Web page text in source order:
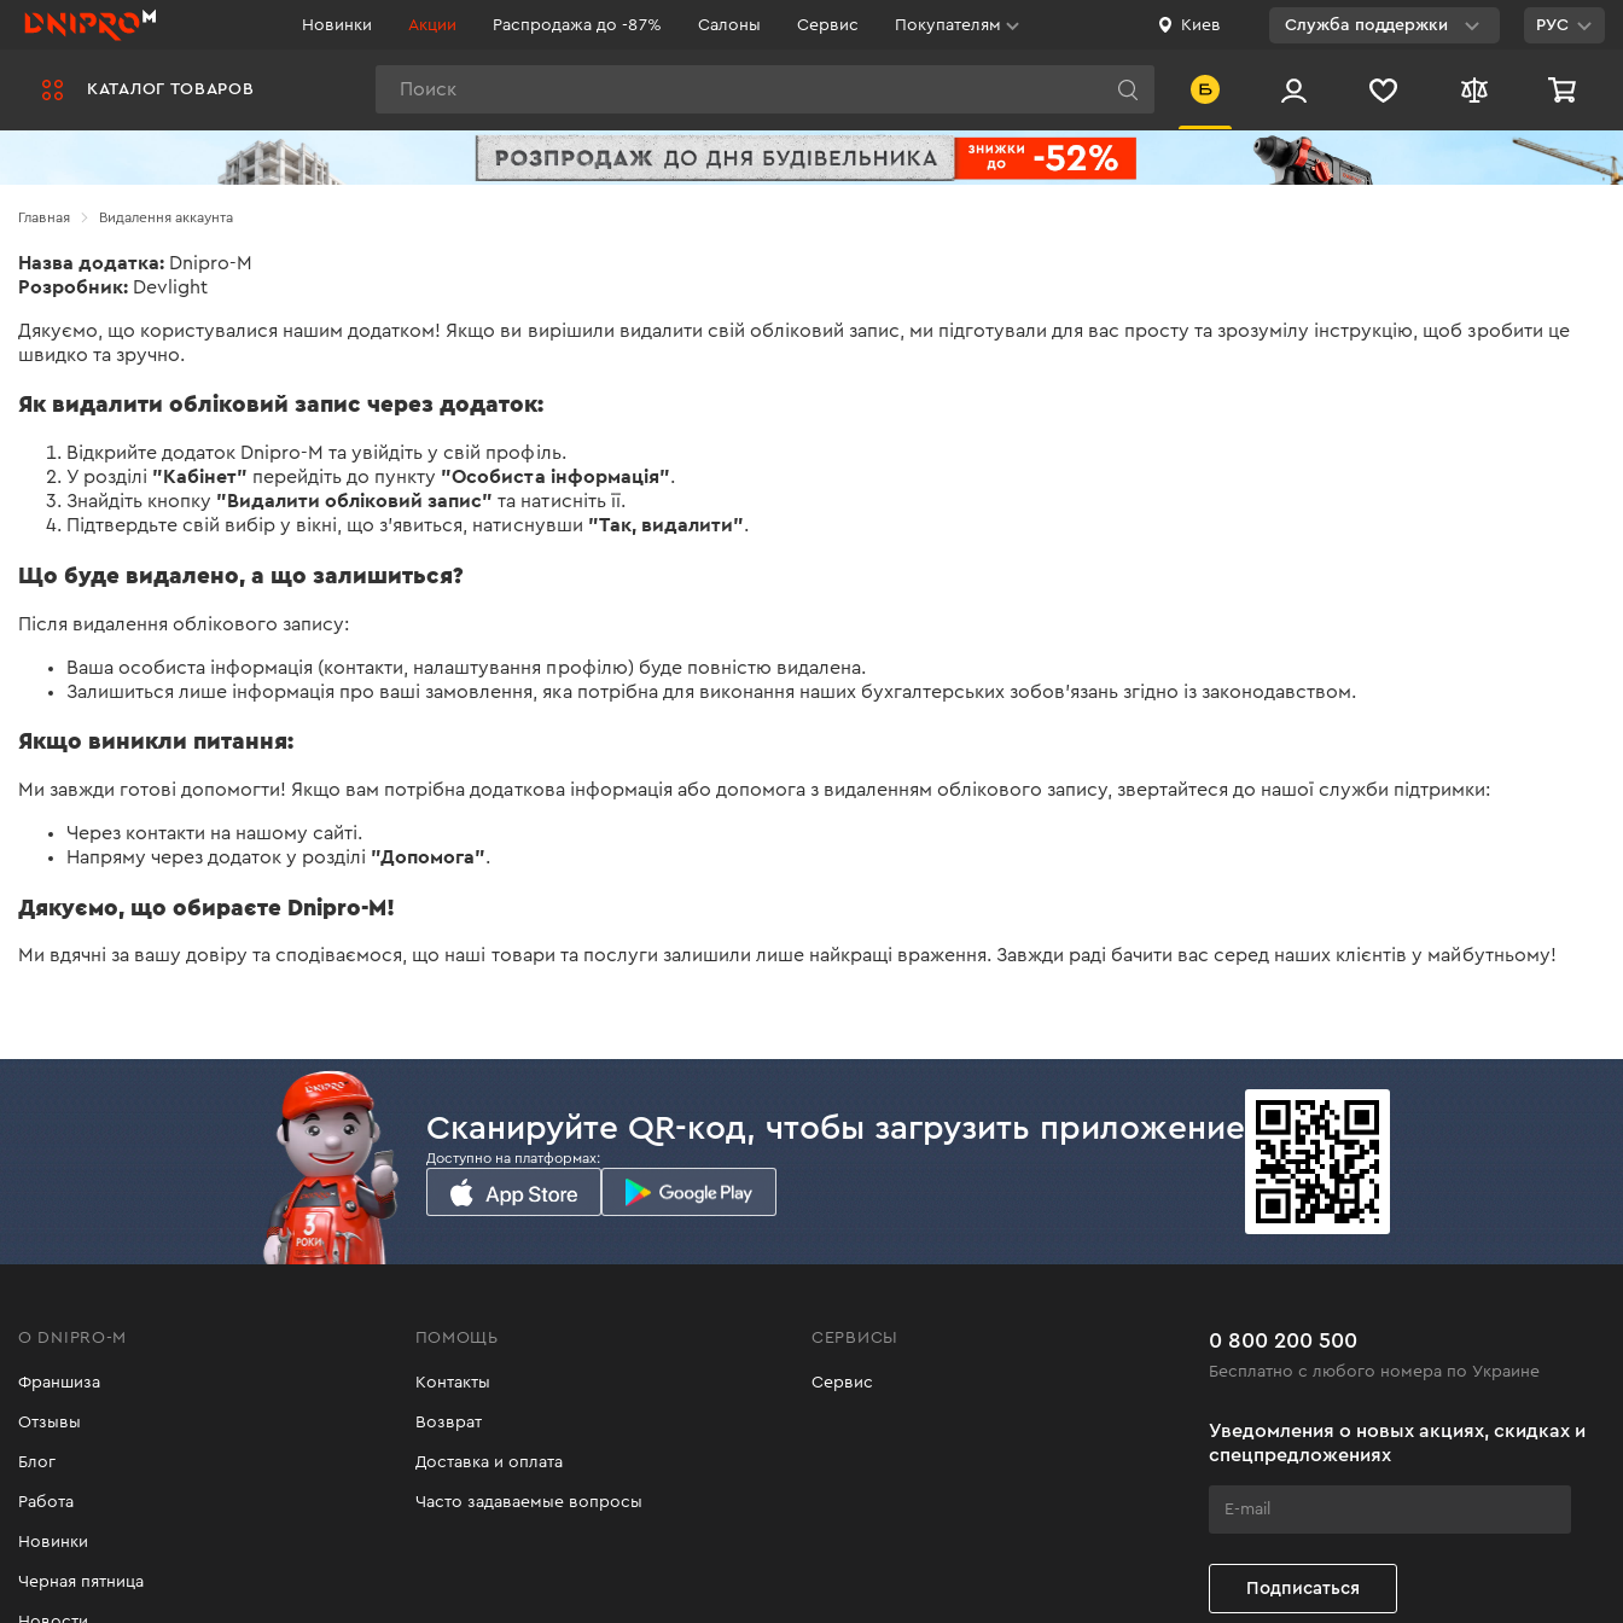
КАТАЛОГ ТОВАРОВ
Новинки Акции Распродажа до -87% Салоны Сервис Покупателям Киев Служба поддержки РУС
Главная Видалення аккаунта
Назва додатка: Dnipro-M
Розробник: Devlight
Дякуємо, що користувалися нашим додатком! Якщо ви вирішили видалити свій обліковий запис, ми підготували для вас просту та зрозумілу інструкцію, щоб зробити це
швидко та зручно.
Як видалити обліковий запис через додаток:
Відкрийте додаток Dnipro-M та увійдіть у свій профіль.
У розділі "Кабінет" перейдіть до пункту "Особиста інформація".
Знайдіть кнопку "Видалити обліковий запис" та натисніть її.
Підтвердьте свій вибір у вікні, що з’явиться, натиснувши "Так, видалити".
Що буде видалено, а що залишиться?
Після видалення облікового запису:
Ваша особиста інформація (контакти, налаштування профілю) буде повністю видалена.
Залишиться лише інформація про ваші замовлення, яка потрібна для виконання наших бухгалтерських зобов’язань згідно із законодавством.
Якщо виникли питання:
Ми завжди готові допомогти! Якщо вам потрібна додаткова інформація або допомога з видаленням облікового запису, звертайтеся до нашої служби підтримки:
Через контакти на нашому сайті.
Напряму через додаток у розділі "Допомога".
Дякуємо, що обираєте Dnipro-M!
Ми вдячні за вашу довіру та сподіваємося, що наші товари та послуги залишили лише найкращі враження. Завжди раді бачити вас серед наших клієнтів у майбутньому!
Сканируйте QR-код, чтобы загрузить приложение
Доступно на платформах:
О DNIPRO-M
Франшиза
Отзывы
Блог
Работа
Новинки
Черная пятница
ПОМОЩЬ
Контакты
Возврат
Доставка и оплата
Часто задаваемые вопросы
СЕРВИСЫ
Сервис
0 800 200 500
Бесплатно с любого номера по Украине
Уведомления о новых акциях, скидках и
спецпредложениях
Подписаться